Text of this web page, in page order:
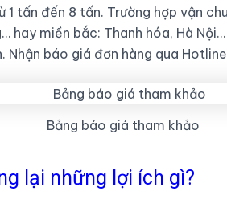
tấn đến 8 tấn. Trường hợp vận
hay miền bắc: Thanh hóa, Hà
báo giá đơn hàng qua
Bảng báo giá tham khảo
lại những lợi ích gì?